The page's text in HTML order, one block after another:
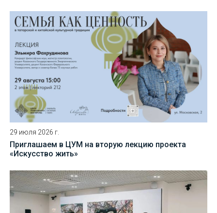
29 июля 2026 г.
Приглашаем в ЦУМ на вторую лекцию проекта
«Искусство жить»